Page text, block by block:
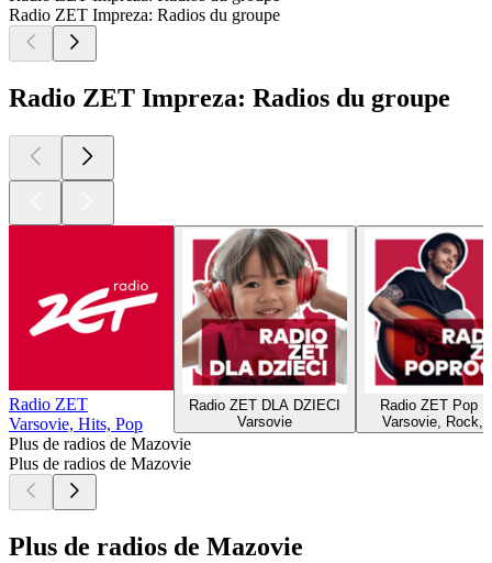
Radio ZET Impreza: Radios du groupe
Radio ZET Impreza: Radios du groupe
Radio ZET
Varsovie, Hits, Pop
Radio ZET DLA DZIECI
Varsovie
Radio ZET Pop
Varsovie, Rock,
Plus de radios de Mazovie
Plus de radios de Mazovie
Plus de radios de Mazovie